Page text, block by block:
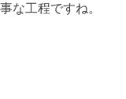
な工程ですね。